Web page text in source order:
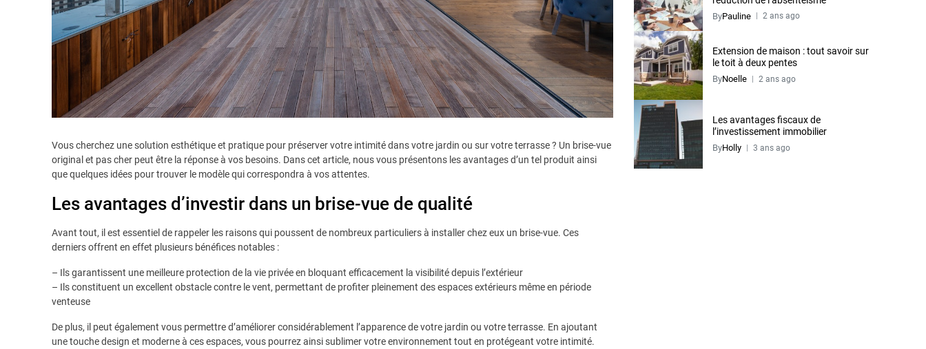
Vous cherchez une solution esthétique et pratique pour préserver votre intimité dans votre jardin ou sur votre terrasse ? Un brise-vue
original et pas cher peut être la réponse à vos besoins. Dans cet article, nous vous présentons les avantages d’un tel produit ainsi
que quelques idées pour trouver le modèle qui correspondra à vos attentes.
Les avantages d’investir dans un brise-vue de qualité
Avant tout, il est essentiel de rappeler les raisons qui poussent de nombreux particuliers à installer chez eux un brise-vue. Ces
derniers offrent en effet plusieurs bénéfices notables :
– Ils garantissent une meilleure protection de la vie privée en bloquant efficacement la visibilité depuis l’extérieur
– Ils constituent un excellent obstacle contre le vent, permettant de profiter pleinement des espaces extérieurs même en période
venteuse
De plus, il peut également vous permettre d’améliorer considérablement l’apparence de votre jardin ou votre terrasse. En ajoutant
une touche design et moderne à ces espaces, vous pourrez ainsi sublimer votre environnement tout en protégeant votre intimité.
ByPauline 2 ans ago
Extension de maison : tout savoir sur
le toit à deux pentes
ByNoelle 2 ans ago
Les avantages fiscaux de
l’investissement immobilier
ByHolly 3 ans ago